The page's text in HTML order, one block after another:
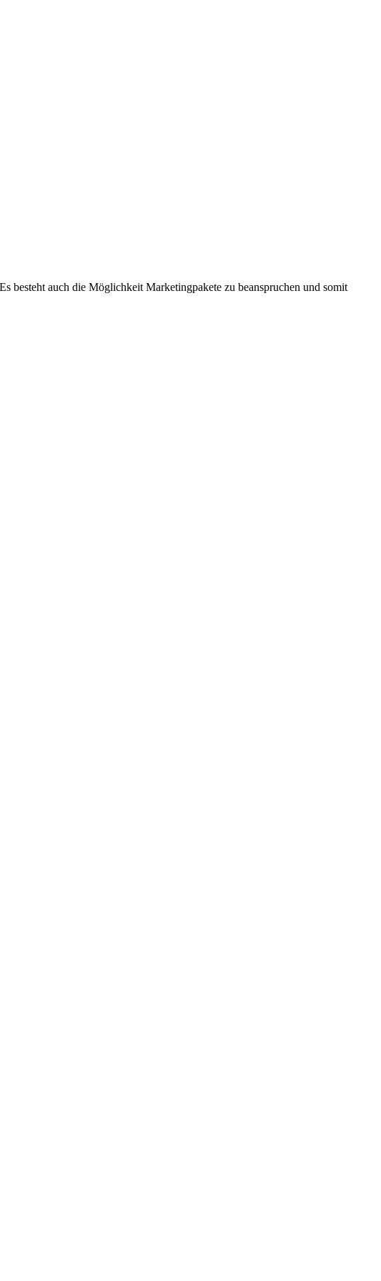
besteht auch die Möglichkeit Marketingpakete zu beanspruchen und somit